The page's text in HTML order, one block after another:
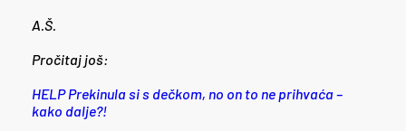
A.Š.
Pročitaj još:
HELP Prekinula si s dečkom, no on to ne prihvaća –
kako dalje?!